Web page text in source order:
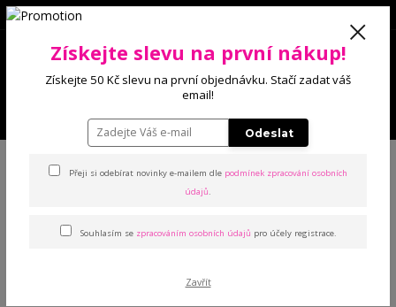
0 Kč
baculky - více barev
Tara tříčtvrteční bambusové
Získejte slevu na první nákup!
Získejte 50 Kč slevu na první objednávku. Stačí zadat váš
email!
Odeslat
Přeji si odebírat novinky e-mailem dle podmínek zpracování osobních
údajů.
Souhlasím se zpracováním osobních údajů pro účely registrace.
Zavřít